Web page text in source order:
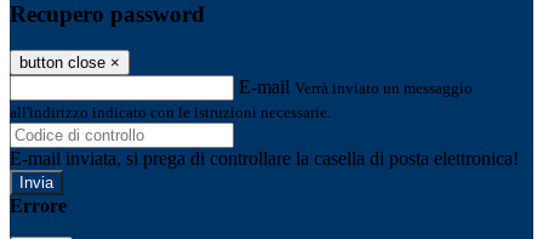
Recupero password
button close ×
E-mail Verrà inviato un messaggio
all'indirizzo indicato con le istruzioni necessarie.
E-mail inviata, si prega di controllare la casella di posta elettronica!
Errore